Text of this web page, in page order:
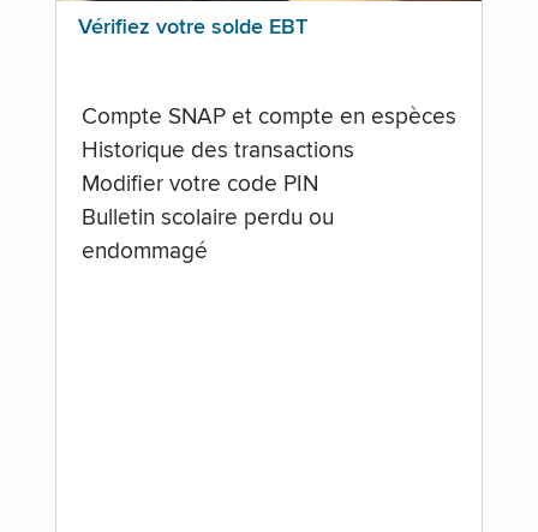
Vérifiez votre solde EBT
Compte SNAP et compte en espèces
Historique des transactions
Modifier votre code PIN
Bulletin scolaire perdu ou
endommagé